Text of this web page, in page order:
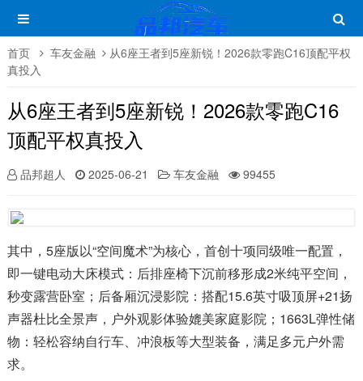
首页 车友金融
从6座王者到5座新锐！2026款零跑C16顶配平权
真投入
从6座王者到5座新锐！2026款零跑C16
顶配平权真投入
品邦超人 2025-06-21 车友金融 99455
其中，5座版以“空间魔术”为核心，首创十项同级唯一配置，
即一键电动大床模式：后排座椅下沉前移形成2米纯平空间，
秒变露营卧室；后备厢沉浸影院：搭配15.6英寸吸顶屏+21扬
声器杜比全景声，户外观影体验媲美家庭影院；1663L弹性储
物：轻松容纳自行车、冲浪板等大型装备，满足多元户外需
求。